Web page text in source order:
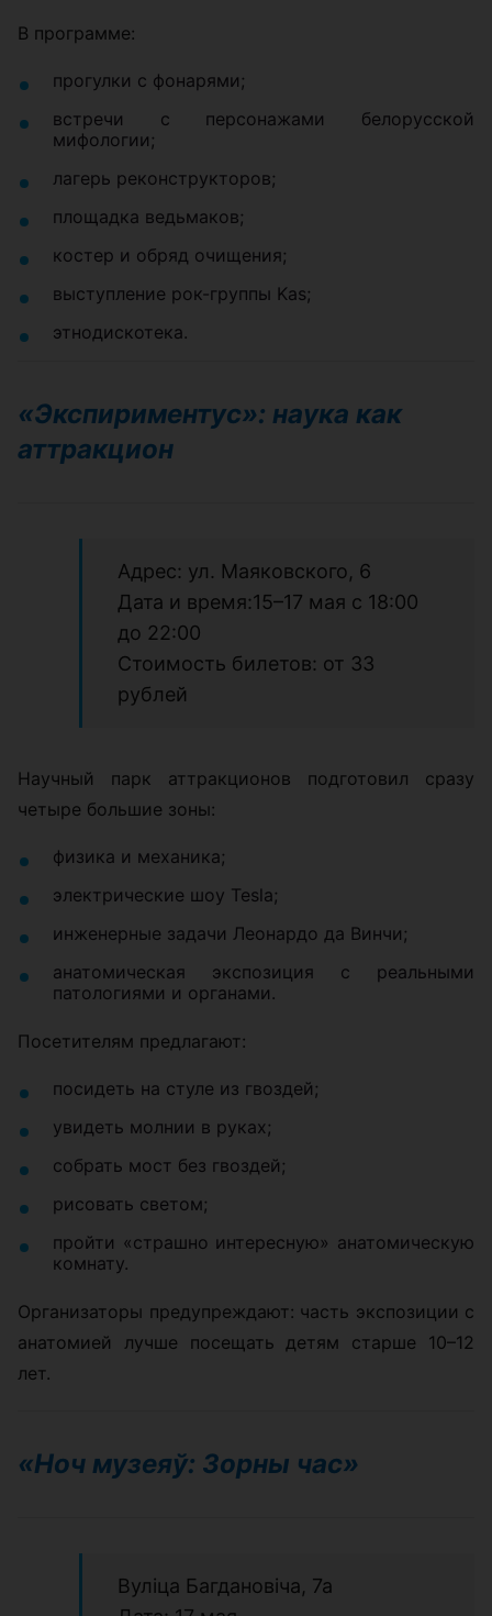
В программе:
прогулки с фонарями;
встречи с персонажами белорусской
мифологии;
лагерь реконструкторов;
площадка ведьмаков;
костер и обряд очищения;
выступление рок-группы Kas;
этнодискотека.
«Экспириментус»: наука как
аттракцион
Адрес: ул. Маяковского, 6
Дата и время:15–17 мая с 18:00
до 22:00
Стоимость билетов: от 33
рублей
Научный парк аттракционов подготовил сразу
четыре большие зоны:
физика и механика;
электрические шоу Tesla;
инженерные задачи Леонардо да Винчи;
анатомическая экспозиция с реальными
патологиями и органами.
Посетителям предлагают:
посидеть на стуле из гвоздей;
увидеть молнии в руках;
собрать мост без гвоздей;
рисовать светом;
пройти «страшно интересную» анатомическую
комнату.
Организаторы предупреждают: часть экспозиции с
анатомией лучше посещать детям старше 10–12
лет.
«Ноч музеяў: Зорны час»
Вуліца Багдановіча, 7а